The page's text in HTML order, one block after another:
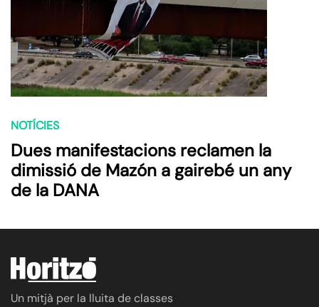
NOTÍCIES
Dues manifestacions reclamen la
dimissió de Mazón a gairebé un any
de la DANA
Un mitjà per la lluita de classes